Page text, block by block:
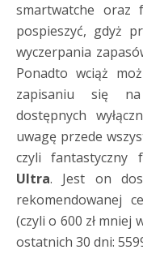
smartwatche oraz
pospieszyć, gdyż
wyczerpania
Ponadto wciąż
zapisaniu się
dostępnych
uwagę przede
czyli fantastyczny
Ultra. Jest on
rekomendowanej
(czyli o 600 zł mniej
ostatnich 30 dni: